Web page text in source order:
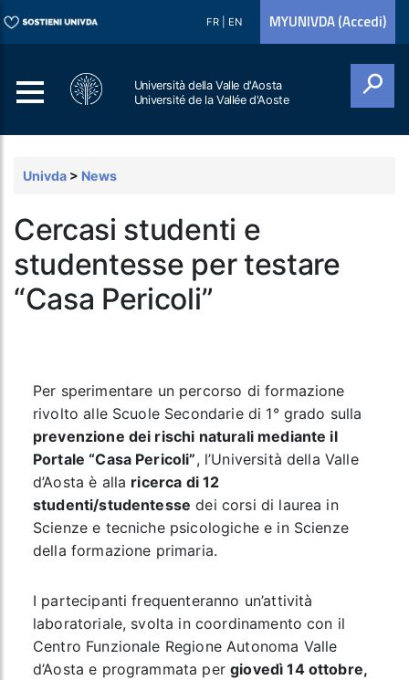
FR EN MYUNIVDA (Accedi)
Università della Valle d'Aosta
Université de la Vallée d'Aoste
Univda > News
Cercasi studenti e
studentesse per testare
“Casa Pericoli”
Per sperimentare un percorso di formazione
rivolto alle Scuole Secondarie di 1° grado sulla
prevenzione dei rischi naturali mediante il
Portale “Casa Pericoli”, l’Università della Valle
d’Aosta è alla ricerca di 12
studenti/studentesse dei corsi di laurea in
Scienze e tecniche psicologiche e in Scienze
della formazione primaria.
I partecipanti frequenteranno un’attività
laboratoriale, svolta in coordinamento con il
Centro Funzionale Regione Autonoma Valle
d’Aosta e programmata pergiovedì 14 ottobre,